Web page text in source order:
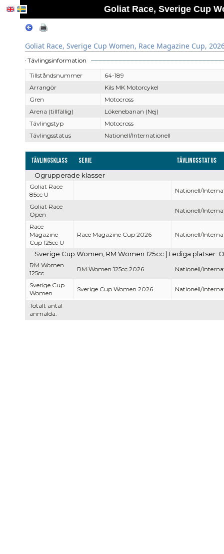
Goliat Race, Sverige Cup
Goliat Race, Sverige Cup Women, Race Magazine Cup,
Tävlingsinformation
Tillståndsnummer
64-189
Arrangör
Kils MK Motorcykel
Gren
Motocross
Arena (tillfällig)
Lökenebanan (Nej)
Tävlingstyp
Motocross
Tävlingsstatus
Nationell/Internationell
Tävlingsklass Serie Tävlingsstatus
Totalt antal
anmälda:
Ogrupperade klasser
Goliat Race
85cc U
Nationell/
Goliat Race
Open
Nationell/
Race
Magazine
Cup 125cc U
Race Magazine Cup 2026 Nationell/
Sverige Cup Women, RM Women 125cc | Lediga platser:
RM Women
125cc
RM Women 125cc 2026 Nationell/
Sverige Cup
Women
Sverige Cup Women 2026 Nationell/